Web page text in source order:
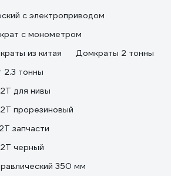
с электроприводом
с монометром
из китая
Домкраты 2 тонны
2.3 тонны
для нивы
прорезиновый
запчасти
черный
350 мм